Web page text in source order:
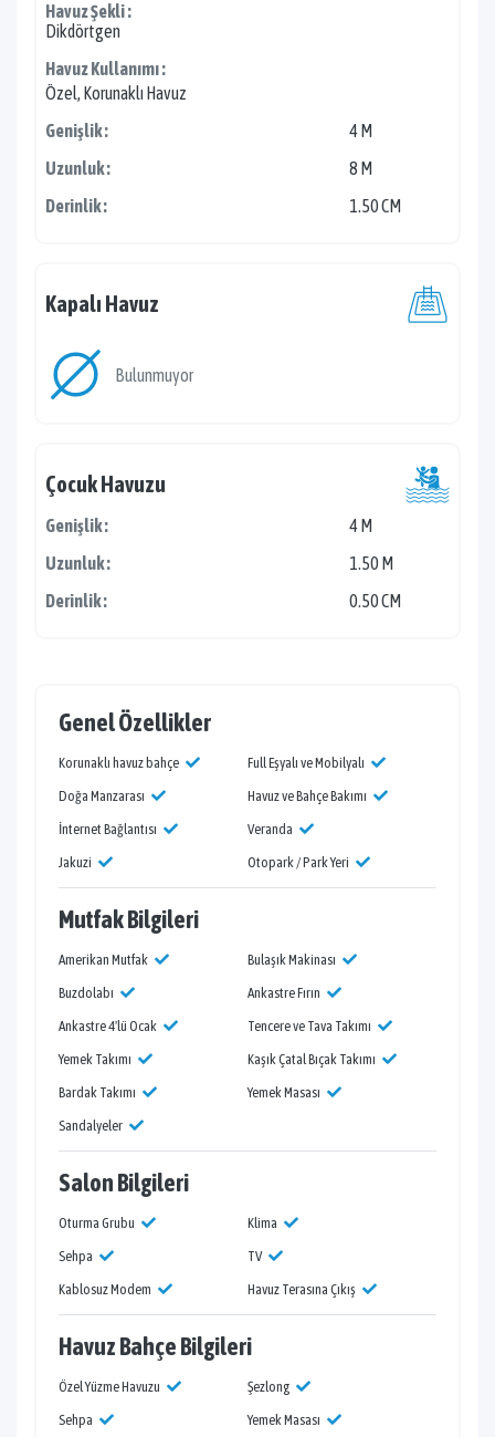
Havuz Şekli :
Dikdörtgen
Havuz Kullanımı :
Özel, Korunaklı Havuz
Genişlik :
4 M
Uzunluk :
8 M
Derinlik :
1.50 CM
Kapalı Havuz
Bulunmuyor
Çocuk Havuzu
Genişlik :
4 M
Uzunluk :
1.50 M
Derinlik :
0.50 CM
Genel Özellikler
Korunaklı havuz bahçe
Full Eşyalı ve Mobilyalı
Doğa Manzarası
Havuz ve Bahçe Bakımı
İnternet Bağlantısı
Veranda
Jakuzi
Otopark / Park Yeri
Mutfak Bilgileri
Amerikan Mutfak
Bulaşık Makinası
Buzdolabı
Ankastre Fırın
Ankastre 4'lü Ocak
Tencere ve Tava Takımı
Yemek Takımı
Kaşık Çatal Bıçak Takımı
Bardak Takımı
Yemek Masası
Sandalyeler
Salon Bilgileri
Oturma Grubu
Klima
Sehpa
TV
Kablosuz Modem
Havuz Terasına Çıkış
Havuz Bahçe Bilgileri
Özel Yüzme Havuzu
Şezlong
Sehpa
Yemek Masası